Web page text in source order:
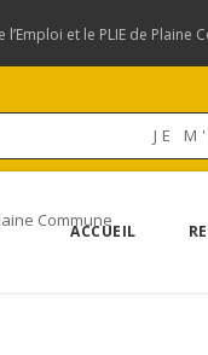
et le PLIE de Plaine
JE
ACCUEIL